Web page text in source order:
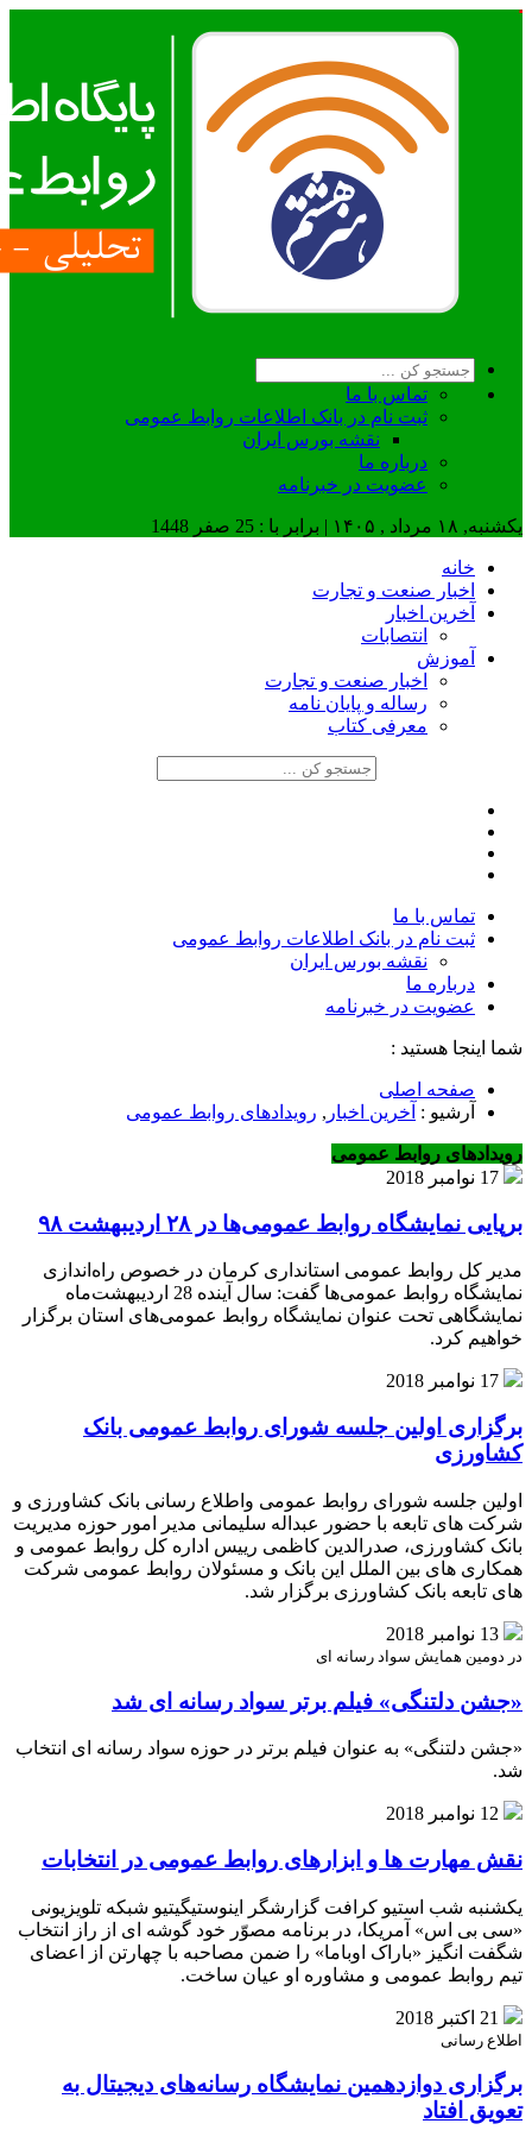
تماس با ما
ثبت نام در بانک اطلاعات روابط عمومی
نقشه بورس ایران
درباره ما
عضويت در خبرنامه
یکشنبه, ۱۸ مرداد , ۱۴۰۵ | برابر با : 25 صفر 1448
خانه
اخبار صنعت و تجارت
آخرین اخبار
انتصابات
آموزش
اخبار صنعت و تجارت
رساله و پایان نامه
معرفی کتاب
تماس با ما
ثبت نام در بانک اطلاعات روابط عمومی
نقشه بورس ایران
درباره ما
عضويت در خبرنامه
شما اینجا هستید :
صفحه اصلی
آرشیو : آخرین اخبار , رویدادهای روابط عمومی
رویدادهای روابط عمومی
17 نوامبر 2018
برپایی نمایشگاه روابط عمومی‌ها در ۲۸ اردیبهشت ۹۸
مدیر کل روابط عمومی استانداری کرمان در خصوص راه‌اندازی
نمایشگاه روابط عمومی‌ها گفت: سال آینده 28 اردیبهشت‌ماه
نمایشگاهی تحت عنوان نمایشگاه روابط عمومی‌های استان برگزار
خواهیم کرد.
17 نوامبر 2018
برگزاری اولین جلسه شورای روابط عمومی بانک
کشاورزی
اولین جلسه شورای روابط عمومی واطلاع رسانی بانک کشاورزی و
شرکت های تابعه با حضور عبداله سلیمانی مدیر امور حوزه مدیریت
بانک کشاورزی، صدرالدین کاظمی رییس اداره کل روابط عمومی و
همکاری های بین الملل این بانک و مسئولان روابط عمومی شرکت
های تابعه بانک کشاورزی برگزار شد.
13 نوامبر 2018
در دومین همایش سواد رسانه ای
«جشن دلتنگی» فیلم برتر سواد رسانه ای شد
«جشن دلتنگی» به عنوان فیلم برتر در حوزه سواد رسانه ای انتخاب
شد.
12 نوامبر 2018
نقش مهارت ها و ابزارهای روابط عمومی در انتخابات
یکشنبه شب استیو کرافت گزارشگر اینوستیگیتیو شبکه تلویزیونی
«سی بی اس» آمریکا، در برنامه مصوّر خود گوشه ای از راز انتخاب
شگفت انگیز «باراک اوباما» را ضمن مصاحبه با چهارتن از اعضای
تیم روابط عمومی و مشاوره او عیان ساخت.
21 اکتبر 2018
اطلاع رسانی
برگزاری دوازدهمین نمایشگاه رسانه‌های دیجیتال به
تعویق افتاد